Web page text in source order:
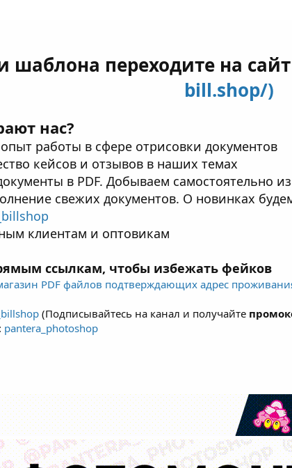
шаблона переходите на сайт
bill.shop/)
нас?
работы в сфере отрисовки документов
кейсов и отзывов в наших темах
в PDF. Добываем самостоятельно
свежих документов. О новинках
клиентам и оптовикам
ссылкам, чтобы избежать фейков
PDF файлов подтверждающих адрес
(Подписывайтесь на канал и получайте
pantera_photoshop